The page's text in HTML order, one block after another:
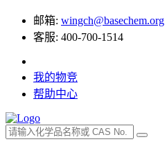
邮箱: wingch@basechem.org
客服: 400-700-1514
我的物竞
帮助中心